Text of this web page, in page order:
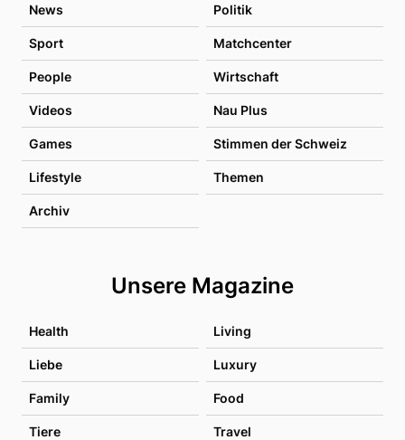
News Politik
Sport Matchcenter
People Wirtschaft
Videos Nau Plus
Games Stimmen der Schweiz
Lifestyle Themen
Archiv
Unsere Magazine
Health Living
Liebe Luxury
Family Food
Tiere Travel